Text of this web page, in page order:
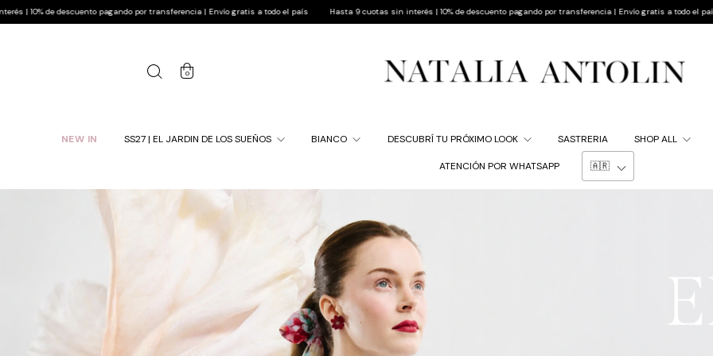
gratis a todo el país Hasta 9 cuotas sin interés | 10% de descuento pagando por transferencia | Envío gratis a todo el país Hasta 9 cuotas sin interés | 10% de descuento
0
NEW IN SS27 | EL JARDIN DE LOS SUEÑOS BIANCO DESCUBRÍ TU PRÓXIMO LOOK SASTRERIA SHOP ALL
ATENCIÓN POR WHATSAPP